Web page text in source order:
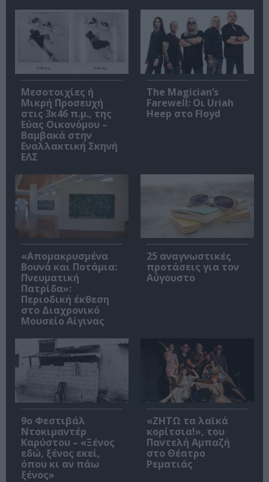
Μεσοτοιχίες ή
Μικρή Προσευχή
στις 3κ46 π.μ., της
Εύας Οικονόμου –
Βαμβακά στην
Εναλλακτική Σκηνή
ΕΛΣ
The Magician’s
Farewell: Οι Uriah
Heep στο Floyd
«Απομακρυσμένα
Βουνά και Ποτάμια:
Πνευματική
Πατρίδα»:
Περιοδική έκθεση
στο Διαχρονικό
Μουσείο Αίγινας
25 αναγνωστικές
προτάσεις για τον
Αύγουστο
9ο Φεστιβάλ
Ντοκιμαντέρ
Καρύστου – «Ξένος
εδώ, ξένος εκεί,
όπου κι αν πάω
ξένος»
«ΖΗΤΩ τα λαϊκά
κορίτσια!», του
Παντελή Αμπαζή
στο Θέατρο
Ρεματιάς